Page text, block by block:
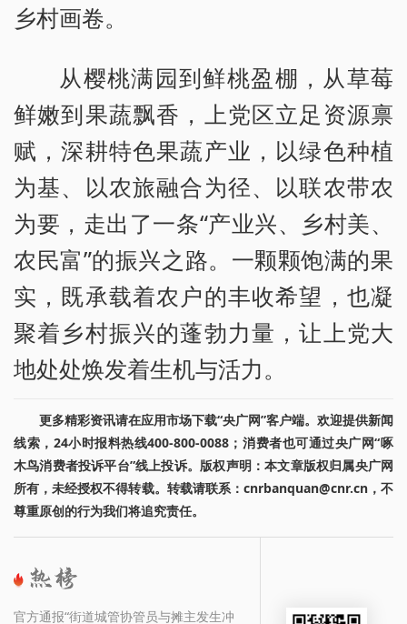
乡村画卷。
从樱桃满园到鲜桃盈棚，从草莓
鲜嫩到果蔬飘香，上党区立足资源禀
赋，深耕特色果蔬产业，以绿色种植
为基、以农旅融合为径、以联农带农
为要，走出了一条“产业兴、乡村美、
农民富”的振兴之路。一颗颗饱满的果
实，既承载着农户的丰收希望，也凝
聚着乡村振兴的蓬勃力量，让上党大
地处处焕发着生机与活力。
更多精彩资讯请在应用市场下载“央广网”客户端。欢迎提供新闻
线索，24小时报料热线400-800-0088；消费者也可通过央广网“啄
木鸟消费者投诉平台”线上投诉。版权声明：本文章版权归属央广网
所有，未经授权不得转载。转载请联系：cnrbanquan@cnr.cn，不
尊重原创的行为我们将追究责任。
官方通报“街道城管协管员与摊主发生冲